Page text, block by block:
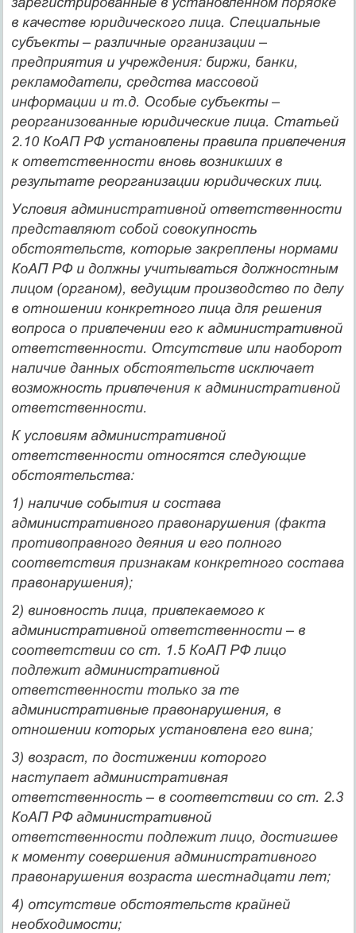
в качестве юридического лица. Специальные
субъекты– различные организации –
предприятия и учреждения: биржи, банки,
рекламодатели, средства массовой
информации и т.д. Особые субъекты–
реорганизованные юридические лица. Статьей
2.10 КоАП РФ установлены правила привлечения
к ответственности вновь возникших в
результате реорганизации юридических лиц.
Условия административной ответственности
представляют собой совокупность
обстоятельств, которые закреплены нормами
КоАП РФ и должны учитываться должностным
лицом (органом), ведущим производство по делу
в отношении конкретного лица для решения
вопроса о привлечении его к административной
ответственности. Отсутствие или наоборот
наличие данных обстоятельств исключает
возможность привлечения к административной
ответственности.
К условиям административной
ответственностиотносятся следующие
обстоятельства:
1) наличие события и состава
административного правонарушения(факта
противоправного деяния и его полного
соответствия признакам конкретного состава
правонарушения);
2) виновность лица, привлекаемого к
административной ответственности– в
соответствии со ст. 1.5 КоАП РФ лицо
подлежит административной
ответственности только за те
административные правонарушения, в
отношении которых установлена его вина;
3) возраст, по достижении которого
наступает административная
ответственность– в соответствии со ст. 2.3
КоАП РФ административной
ответственности подлежит лицо, достигшее
к моменту совершения административного
правонарушения возраста шестнадцати лет;
4) отсутствие обстоятельств крайней
необходимости;